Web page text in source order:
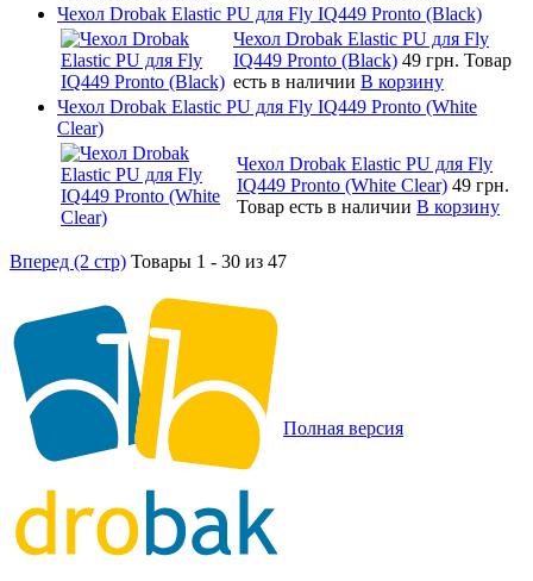
Чехол Drobak Elastic PU для Fly IQ449 Pronto (Black)
Чехол Drobak Elastic PU для Fly
IQ449 Pronto (Black) 49 грн. Товар
есть в наличии В корзину
Чехол Drobak Elastic PU для Fly IQ449 Pronto (White
Clear)
Чехол Drobak Elastic PU для Fly
IQ449 Pronto (White Clear) 49 грн.
Товар есть в наличии В корзину
Вперед (2 стр) Товары 1 - 30 из 47
Полная версия